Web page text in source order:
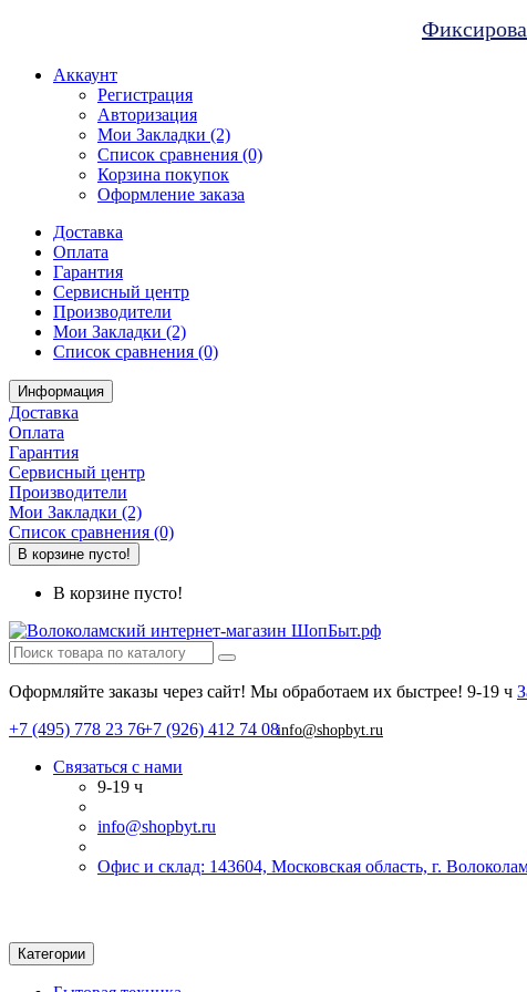
Аккаунт
Регистрация
Авторизация
Мои Закладки (2)
Список сравнения (0)
Корзина покупок
Оформление заказа
Доставка
Оплата
Гарантия
Сервисный центр
Производители
Мои Закладки (2)
Список сравнения (0)
Информация
Доставка
Оплата
Гарантия
Сервисный центр
Производители
Мои Закладки (2)
Список сравнения (0)
В корзине пусто!
В корзине пусто!
Оформляйте заказы через сайт! Мы обработаем их быстрее! 9-19 ч
+7 (495) 778 23 76+7 (926) 412 74 08info@shopbyt.ru
Связаться с нами
9-19 ч
info@shopbyt.ru
Офис и склад: 143604, Московская область, г.
Категории